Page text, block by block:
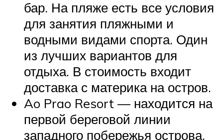
бар. На пляже есть все условия
для занятия пляжными и
водными видами спорта. Один
из лучших вариантов для
отдыха. В стоимость входит
доставка с материка на остров.
Ao Prao Resort — находится на
первой береговой линии
западного побережья острова.